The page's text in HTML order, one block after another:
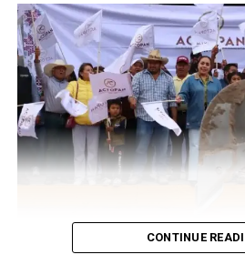
CONTINUE